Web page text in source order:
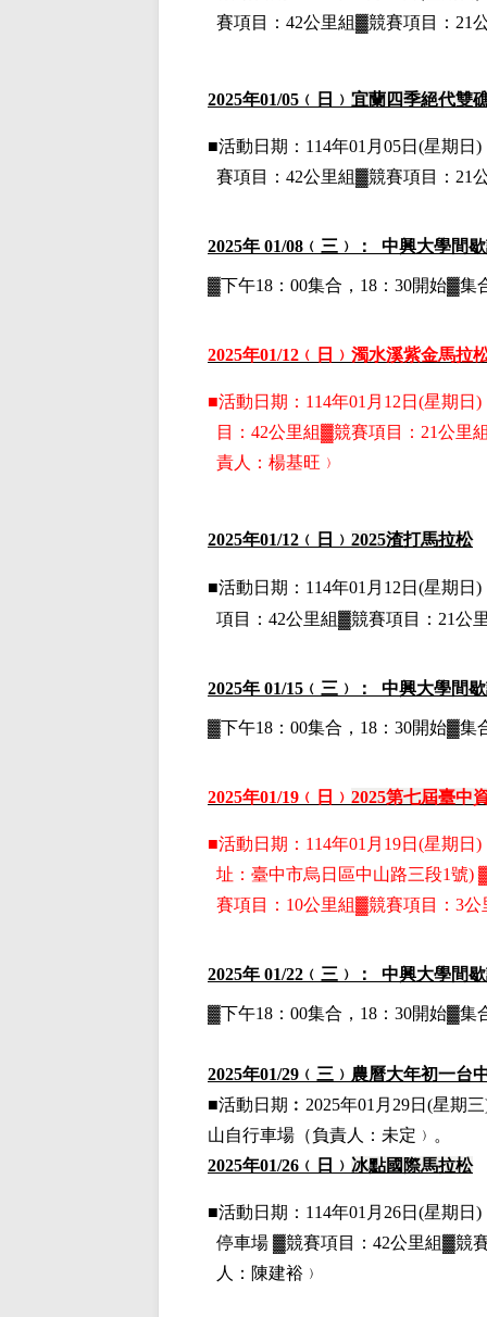
賽項目：42公里組▓競賽項目：21
2025年01/05 ﹙日﹚ 宜蘭四季絕代雙
■活動日期：114年01月05日(星期日
賽項目：42公里組▓競賽項目：21
2025年 01/08﹙三﹚： 中興大學間
▓下午18：00集合，18：30開始▓
2025年01/12 ﹙日﹚ 濁水溪紫金馬拉
■活動日期：114年01月12日(星期日
目：42公里組▓競賽項目：21公里
責人：楊基旺﹚
2025年01/12 ﹙日﹚ 2025渣打馬拉松
■活動日期：114年01月12日(星期日
項目：42公里組▓競賽項目：21公
2025年 01/15﹙三﹚： 中興大學間
▓下午18：00集合，18：30開始▓
2025年01/19 ﹙日﹚ 2025第七屆臺中
■活動日期：114年01月19日(星期日
址：臺中市烏日區中山路三段1號)
賽項目：10公里組▓競賽項目：3公
2025年 01/22﹙三﹚： 中興大學間
▓下午18：00集合，18：30開始▓
2025年01/29﹙三﹚農曆大年初一台
■活動日期︰ 2025年01月29日(星期
山自行車場 （負責人：未定﹚。
2025年01/26 ﹙日﹚ 冰點國際馬拉松
■活動日期：114年01月26日(星期日
停車場 ▓競賽項目：42公里組▓競
人：陳建裕﹚